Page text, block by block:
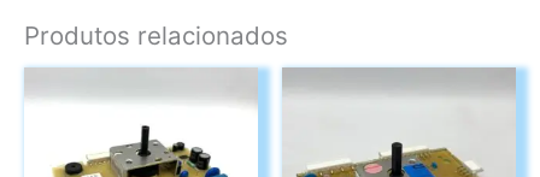
Produtos relacionados